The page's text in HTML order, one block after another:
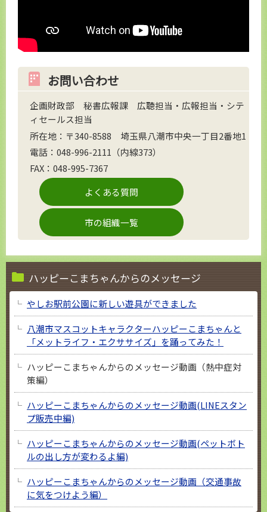
お問い合わせ
企画財政部 秘書広報課 広聴担当・広報担当・シテ
ィセールス担当
所在地：〒340-8588 埼玉県八潮市中央一丁目2番地1
電話：048-996-2111（内線373）
FAX：048-995-7367
よくある質問
市の組織一覧
ハッピーこまちゃんからのメッセージ
やしお駅前公園に新しい遊具ができました
八潮市マスコットキャラクターハッピーこまちゃんと
「メットライフ・エクササイズ」を踊ってみた！
ハッピーこまちゃんからのメッセージ動画（熱中症対
策編）
ハッピーこまちゃんからのメッセージ動画(LINEスタン
プ販売中編)
ハッピーこまちゃんからのメッセージ動画(ペットボト
ルの出し方が変わるよ編)
ハッピーこまちゃんからのメッセージ動画（交通事故
に気をつけよう編）